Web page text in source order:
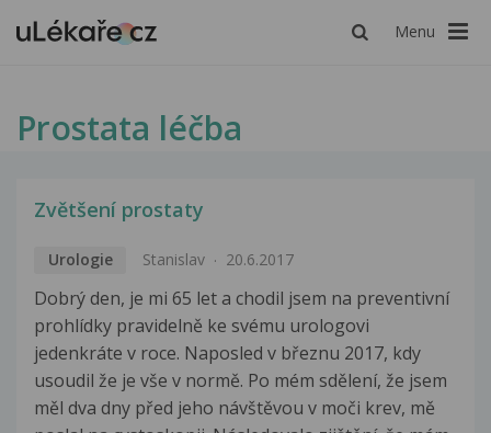
Menu
Prostata léčba
Zvětšení prostaty
Urologie Stanislav 20.6.2017
Dobrý den, je mi 65 let a chodil jsem na preventivní
prohlídky pravidelně ke svému urologovi
jedenkráte v roce. Naposled v březnu 2017, kdy
usoudil že je vše v normě. Po mém sdělení, že jsem
měl dva dny před jeho návštěvou v moči krev, mě